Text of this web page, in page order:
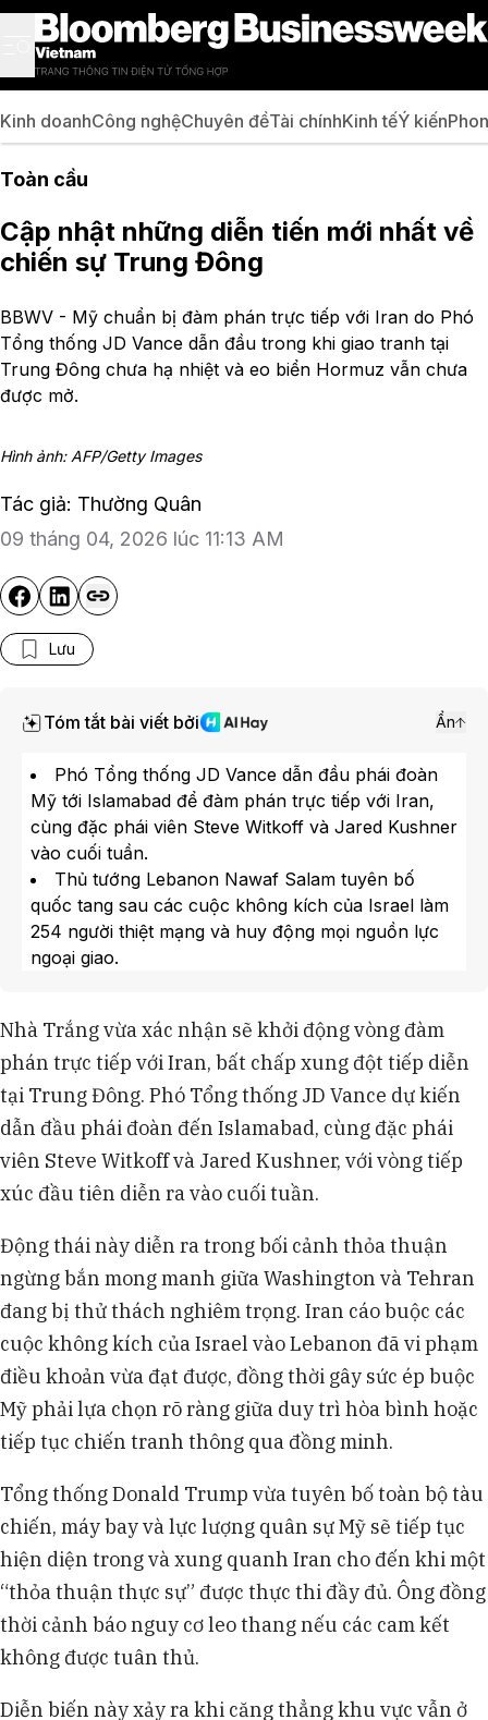
Kinh doanhCông nghệChuyên đềTài chínhKinh tếÝ kiến
Toàn cầu
Cập nhật những diễn tiến mới nhất về
chiến sự Trung Đông
BBWV - Mỹ chuẩn bị đàm phán trực tiếp với Iran do Phó
Tổng thống JD Vance dẫn đầu trong khi giao tranh tại
Trung Đông chưa hạ nhiệt và eo biển Hormuz vẫn chưa
được mở.
Hình ảnh: AFP/Getty Images
Tác giả: Thường Quân
09 tháng 04, 2026 lúc 11:13 AM
Lưu
Tóm tắt bài viết bởi Ẩn
Phó Tổng thống JD Vance dẫn đầu phái đoàn
Mỹ tới Islamabad để đàm phán trực tiếp với Iran,
cùng đặc phái viên Steve Witkoff và Jared Kushner
vào cuối tuần.
Thủ tướng Lebanon Nawaf Salam tuyên bố
quốc tang sau các cuộc không kích của Israel làm
254 người thiệt mạng và huy động mọi nguồn lực
ngoại giao.
chuyến/ngày so với mức bình thường là 100
chuyến.
Tổng thống Donald Trump tuyên bố duy trì sự
hiện diện quân sự của Mỹ xung quanh Iran cho
đến khi có thỏa thuận thực sự và cảnh báo về leo
thang.
Giá dầu Brent tăng 2,5% trong phiên giao dịch
phản ánh tâm lý bất ổn của các nhà đầu tư.
Nhà Trắng vừa xác nhận sẽ khởi động vòng đàm
phán trực tiếp với Iran, bất chấp xung đột tiếp diễn
tại Trung Đông. Phó Tổng thống JD Vance dự kiến
dẫn đầu phái đoàn đến Islamabad, cùng đặc phái
viên Steve Witkoff và Jared Kushner, với vòng tiếp
xúc đầu tiên diễn ra vào cuối tuần.
Động thái này diễn ra trong bối cảnh thỏa thuận
ngừng bắn mong manh giữa Washington và Tehran
đang bị thử thách nghiêm trọng. Iran cáo buộc các
cuộc không kích của Israel vào Lebanon đã vi phạm
điều khoản vừa đạt được, đồng thời gây sức ép buộc
Mỹ phải lựa chọn rõ ràng giữa duy trì hòa bình hoặc
tiếp tục chiến tranh thông qua đồng minh.
Tổng thống Donald Trump vừa tuyên bố toàn bộ tàu
chiến, máy bay và lực lượng quân sự Mỹ sẽ tiếp tục
hiện diện trong và xung quanh Iran cho đến khi một
“thỏa thuận thực sự” được thực thi đầy đủ. Ông đồng
thời cảnh báo nguy cơ leo thang nếu các cam kết
không được tuân thủ.
Diễn biến này xảy ra khi căng thẳng khu vực vẫn ở